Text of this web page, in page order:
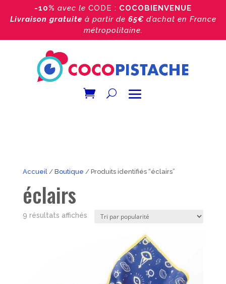
-10% avec le CODE : COCOBIENVENUE
Livraison gratuite à partir de 65€ d’achat en France
métropolitaine.
Accueil/ Boutique / Produits identifiés “éclairs”
éclairs
9 résultats affichésTrié